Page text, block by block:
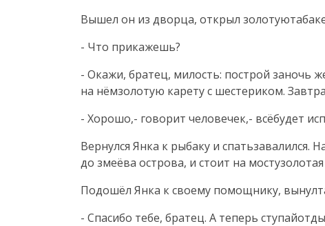
Вышел он из дворца, открыл
- Что прикажешь?
- Окажи, братец, милость: построй заночь
на нёмзолотую карету с шестериком.
- Хорошо,- говорит человечек,- всёбудет
Вернулся Янка к рыбаку и спатьзавалился.
до змеёва острова, и стоит на
Подошёл Янка к своему помощнику,
- Спасибо тебе, братец. А теперь